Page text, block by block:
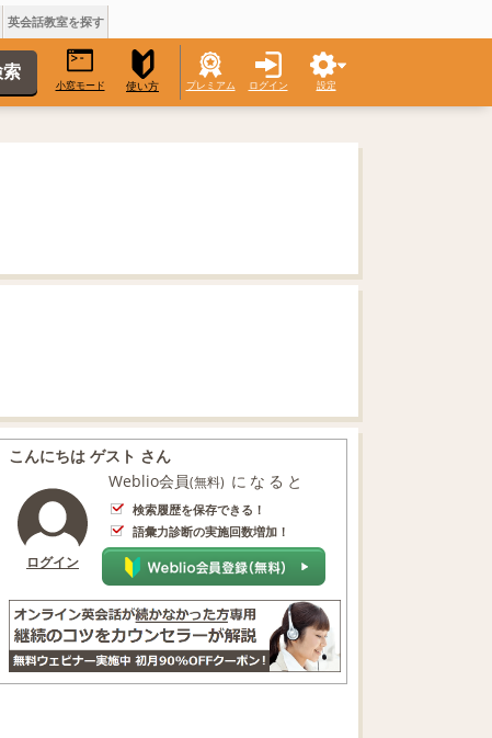
英会話教室を探す
小窓モード 使い方 プレミアム ログイン 設定
こんにちは ゲスト さん
ログイン
Weblio会員(無料) になると
検索履歴を保存できる！
語彙力診断の実施回数増加！